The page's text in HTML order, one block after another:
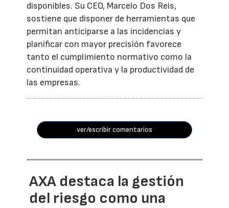
disponibles. Su CEO, Marcelo Dos Reis,
sostiene que disponer de herramientas que
permitan anticiparse a las incidencias y
planificar con mayor precisión favorece
tanto el cumplimiento normativo como la
continuidad operativa y la productividad de
las empresas.
ver/escribir comentarios
AXA destaca la gestión
del riesgo como una